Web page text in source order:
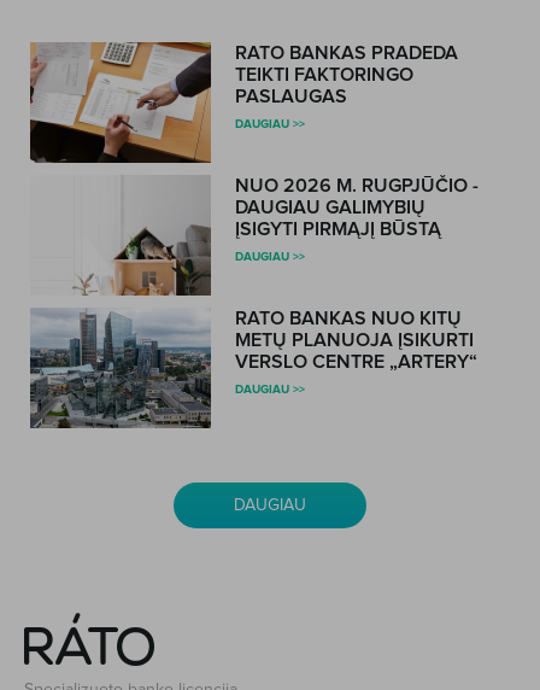
RATO BANKAS PRADEDA
TEIKTI FAKTORINGO
PASLAUGAS
DAUGIAU >>
NUO 2026 M. RUGPJŪČIO -
DAUGIAU GALIMYBIŲ
ĮSIGYTI PIRMĄJĮ BŪSTĄ
DAUGIAU >>
RATO BANKAS NUO KITŲ
METŲ PLANUOJA ĮSIKURTI
VERSLO CENTRE „ARTERY“
DAUGIAU >>
DAUGIAU